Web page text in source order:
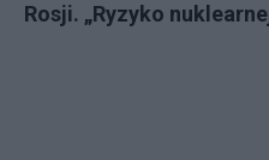
Rosji. „Ryzyko